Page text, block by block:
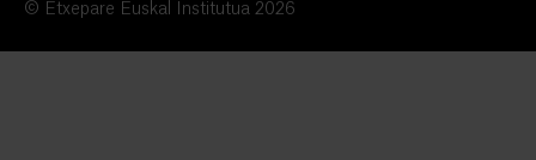
© Etxepare Euskal Institutua 2026